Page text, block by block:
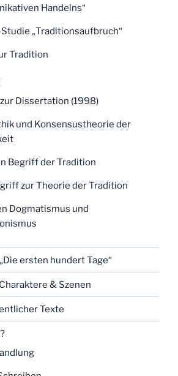
Handelns“
„Traditionsaufbruch“
Tradition
Dissertation (1998)
und Konsensustheorie der
Begriff der Tradition
zur Theorie der Tradition
Dogmatismus und
ersten hundert Tage“
& Szenen
Texte